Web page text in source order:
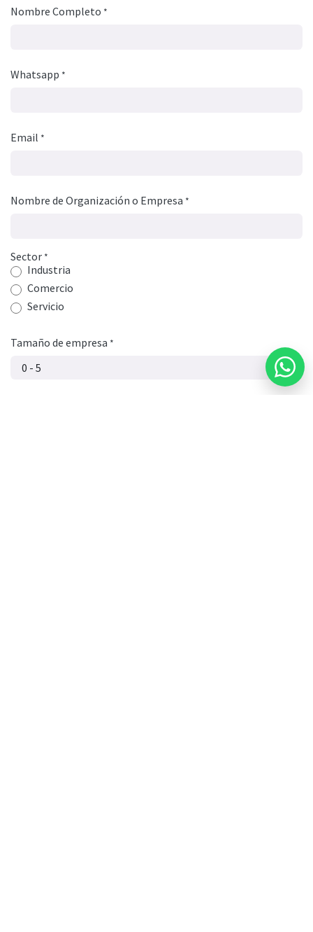
Nombre Completo *
Whatsapp *
Email *
Nombre de Organización o Empresa *
Sector *
Industria
Comercio
Servicio
Tamaño de empresa *